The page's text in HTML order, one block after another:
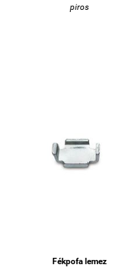
piros
Fékpofa lemez